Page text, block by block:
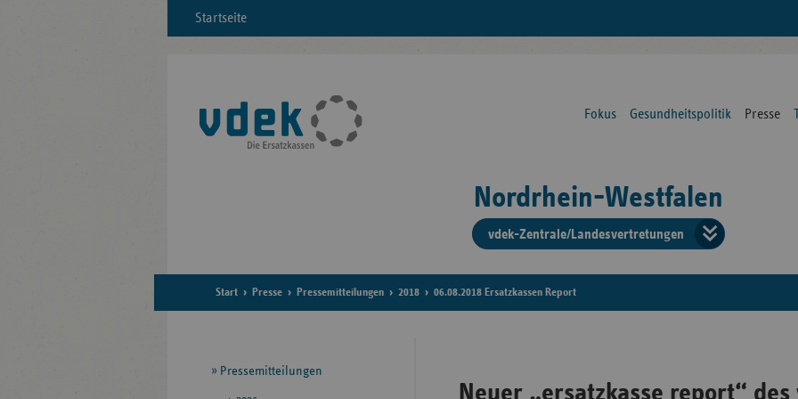
Startseite
Fokus Gesundheitspolitik Presse
Nordrhein-Westfalen
vdek-Zentrale/Landesvertretungen
der
Start Presse Pressemitteilungen 2018 06.08.2018 Ersatzkassen Report
Neuer „ersatzkasse report“ des
Seitennavigation
Pressemitteilungen